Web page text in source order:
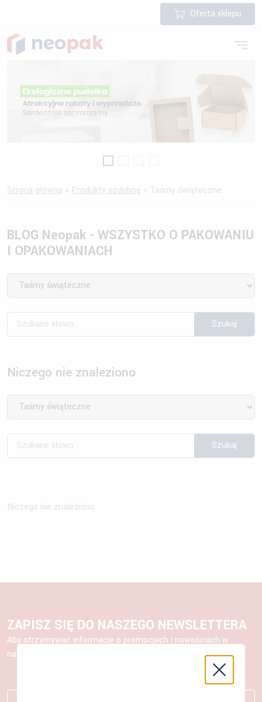
Oferta sklepu
Strona główna » Produkty ozdobne » Taśmy świąteczne
BLOG Neopak - WSZYSTKO O PAKOWANIU
I OPAKOWANIACH
Niczego nie znaleziono
Niczego nie znaleziono.
ZAPISZ SIĘ DO NASZEGO NEWSLETTERA
Aby otrzymywać informacje o promocjach i nowościach w
naszym sklepie